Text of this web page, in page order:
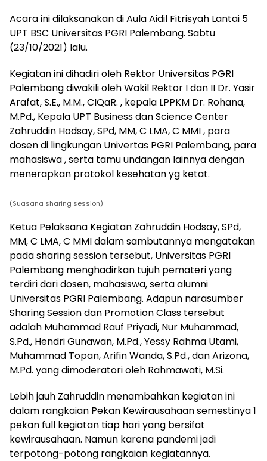
Acara ini dilaksanakan di Aula Aidil Fitrisyah Lantai 5
UPT BSC Universitas PGRI Palembang. Sabtu
(23/10/2021) lalu.
Kegiatan ini dihadiri oleh Rektor Universitas PGRI
Palembang diwakili oleh Wakil Rektor I dan II Dr. Yasir
Arafat, S.E., M.M., CIQaR. , kepala LPPKM Dr. Rohana,
M.Pd., Kepala UPT Business dan Science Center
Zahruddin Hodsay, SPd, MM, C LMA, C MMI , para
dosen di lingkungan Univertas PGRI Palembang, para
mahasiswa , serta tamu undangan lainnya dengan
menerapkan protokol kesehatan yg ketat.
(Suasana sharing session)
Ketua Pelaksana Kegiatan Zahruddin Hodsay, SPd,
MM, C LMA, C MMI dalam sambutannya mengatakan
pada sharing session tersebut, Universitas PGRI
Palembang menghadirkan tujuh pemateri yang
terdiri dari dosen, mahasiswa, serta alumni
Universitas PGRI Palembang. Adapun narasumber
Sharing Session dan Promotion Class tersebut
adalah Muhammad Rauf Priyadi, Nur Muhammad,
S.Pd., Hendri Gunawan, M.Pd., Yessy Rahma Utami,
Muhammad Topan, Arifin Wanda, S.Pd., dan Arizona,
M.Pd. yang dimoderatori oleh Rahmawati, M.Si.
Lebih jauh Zahruddin menambahkan kegiatan ini
dalam rangkaian Pekan Kewirausahaan semestinya 1
pekan full kegiatan tiap hari yang bersifat
kewirausahaan. Namun karena pandemi jadi
terpotong-potong rangkaian kegiatannya.